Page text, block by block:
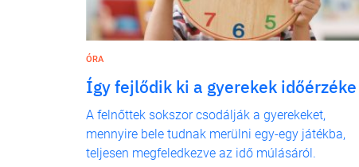
ÓRA
Így fejlődik ki a gyerekek időérzéke
A felnőttek sokszor csodálják a gyerekeket,
mennyire bele tudnak merülni egy-egy játékba,
teljesen megfeledkezve az idő múlásáról.